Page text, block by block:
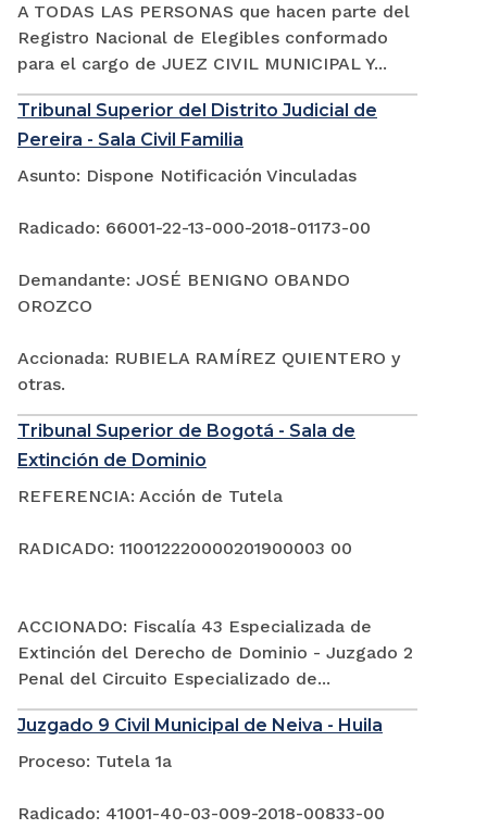
A TODAS LAS PERSONAS que hacen parte del
Registro Nacional de Elegibles conformado
para el cargo de JUEZ CIVIL MUNICIPAL Y...
Tribunal Superior del Distrito Judicial de
Pereira - Sala Civil Familia
Asunto: Dispone Notificación Vinculadas
Radicado: 66001-22-13-000-2018-01173-00
Demandante: JOSÉ BENIGNO OBANDO
OROZCO
Accionada: RUBIELA RAMÍREZ QUIENTERO y
otras.
Tribunal Superior de Bogotá - Sala de
Extinción de Dominio
REFERENCIA: Acción de Tutela
RADICADO: 110012220000201900003 00
ACCIONADO: Fiscalía 43 Especializada de
Extinción del Derecho de Dominio - Juzgado 2
Penal del Circuito Especializado de...
Juzgado 9 Civil Municipal de Neiva - Huila
Proceso: Tutela 1a
Radicado: 41001-40-03-009-2018-00833-00